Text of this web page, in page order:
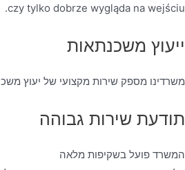
czy tylko dobrze wygląda na wejściu.
ייעוץ משכנתאות
משרדינו מספק שירות מקצועי של יעוץ
תודעת שירות גבוהה
המשרד פועל בשקיפות מלאה